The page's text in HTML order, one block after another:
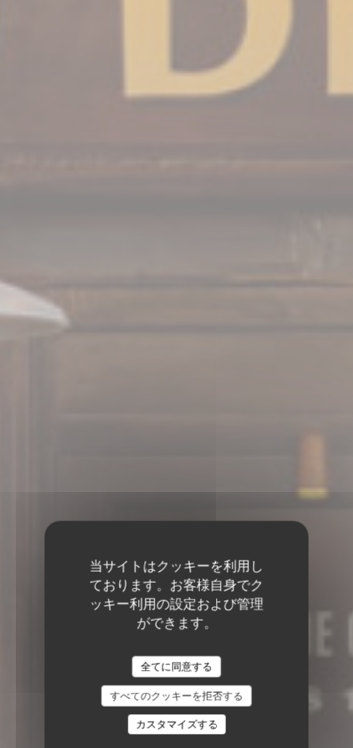
当サイトはクッキーを利用し
ております。お客様自身でク
ッキー利用の設定および管理
ができます。
全てに同意する
すべてのクッキーを拒否する
カスタマイズする
6, RUE COQUILLIÈRE 75001 PARIS